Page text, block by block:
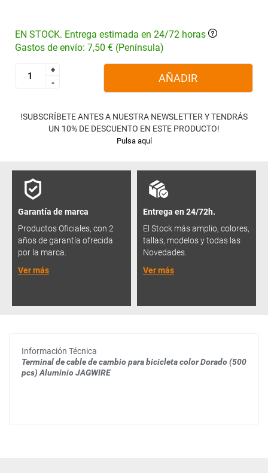
EN STOCK. Entrega estimada en 24/72 horas
Gastos de envío: 7,50 € (Península)
+
-
+
-
AÑADIR
!SUBSCRÍBETE ANTES A NUESTRA NEWSLETTER Y TENDRÁS
UN 10% DE DESCUENTO EN ESTE PRODUCTO!
Pulsa aquí
Garantía de marca
Productos Oficiales, con 2
años de garantía ofrecida
por la marca.
Ver más
Entrega en 24/72h.
El Stock más amplio, colores,
tallas, modelos y todas las
Novedades.
Ver más
Información Técnica
Terminal de cable de cambio para bicicleta color Dorado (500
pcs) Aluminio JAGWIRE